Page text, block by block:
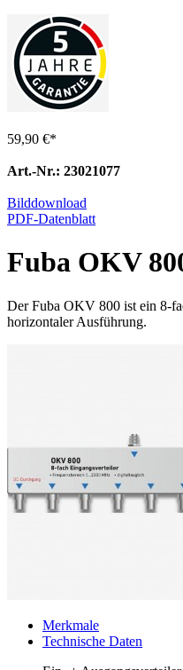
59,90 €*
Art.-Nr.: 23021077
Bilddownload
PDF-Datenblatt
Fuba OKV
Der Fuba OKV 800 ist ein 8-
horizontaler Ausführung.
Merkmale
Technische Daten